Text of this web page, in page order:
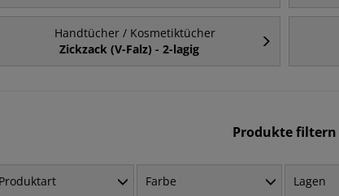
Handtücher / Kosmetiktücher
Zickzack (V-Falz) - 2-lagig
Produkte filtern
Produktart Farbe Lagen